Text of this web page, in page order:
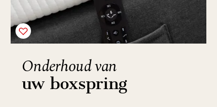
Onderhoud van
uw boxspring